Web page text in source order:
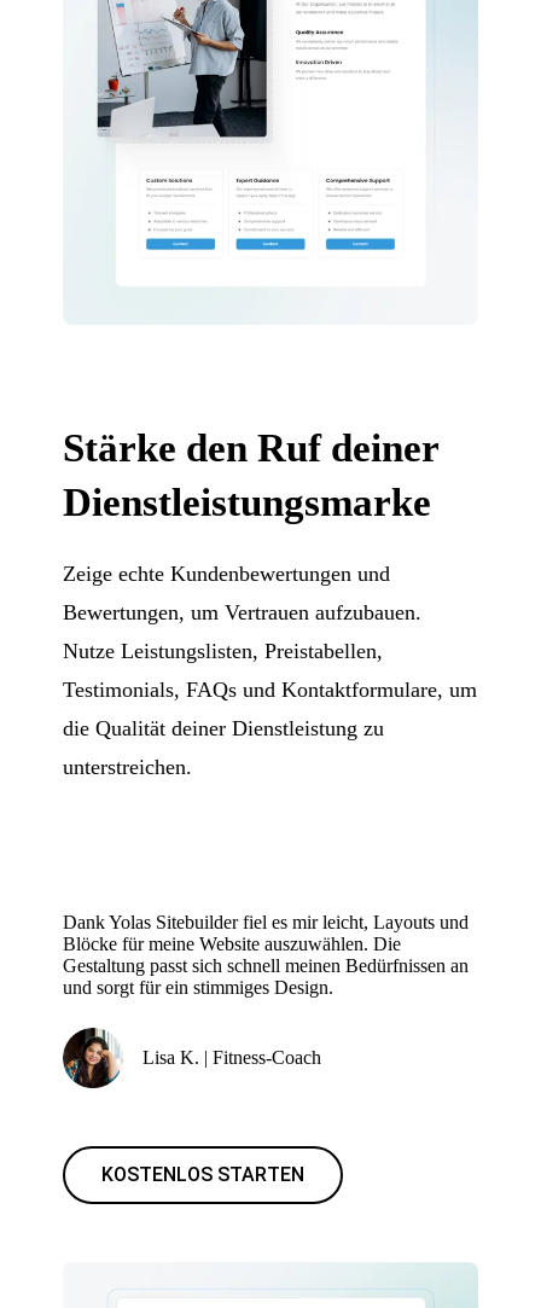
Stärke den Ruf deiner
Dienstleistungsmarke
Zeige echte Kundenbewertungen und
Bewertungen, um Vertrauen aufzubauen.
Nutze Leistungslisten, Preistabellen,
Testimonials, FAQs und Kontaktformulare, um
die Qualität deiner Dienstleistung zu
unterstreichen.
Dank Yolas Sitebuilder fiel es mir leicht, Layouts und
Blöcke für meine Website auszuwählen. Die
Gestaltung passt sich schnell meinen Bedürfnissen an
und sorgt für ein stimmiges Design.
Lisa K. | Fitness-Coach
KOSTENLOS STARTEN